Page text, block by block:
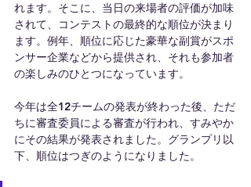
れます。そこに、当日の来場者の評価が加味
されて、コンテストの最終的な順位が決まり
ます。例年、順位に応じた豪華な副賞がスポ
ンサー企業などから提供され、それも参加者
の楽しみのひとつになっています。
今年は全12チームの発表が終わった後、ただ
ちに審査委員による審査が行われ、すみやか
にその結果が発表されました。グランプリ以
下、順位はつぎのようになりました。